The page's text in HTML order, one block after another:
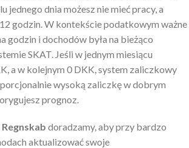
jednego dnia możesz nie mieć pracy, a
godzin. W kontekście podatkowym ważne
godzin i dochodów była na bieżąco
SKAT. Jeśli w jednym miesiącu
a w kolejnym 0 DKK, system zaliczkowy
wysoką zaliczkę w dobrym
prognoz.
doradzamy, aby przy bardzo
aktualizować swoje